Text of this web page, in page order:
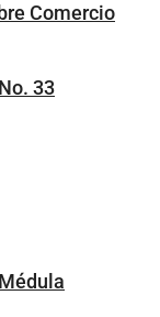
Comercio
33